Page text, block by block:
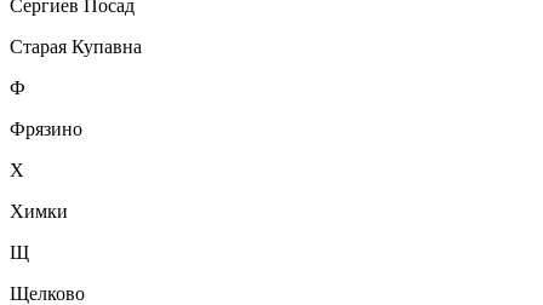
Сергиев Посад
Старая Купавна
Ф
Фрязино
Х
Химки
Щ
Щелково